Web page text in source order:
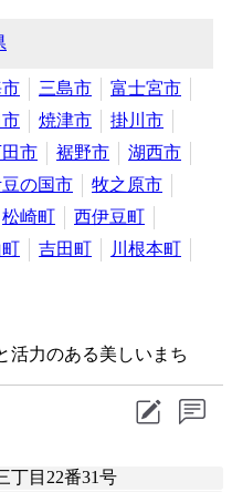
三島市
富士宮市
焼津市
掛川市
市 裾野市
湖西市
の国市
牧之原市
松崎町
西伊豆町
吉田町
川根本町
活力のある美しいまち
丁目22番31号